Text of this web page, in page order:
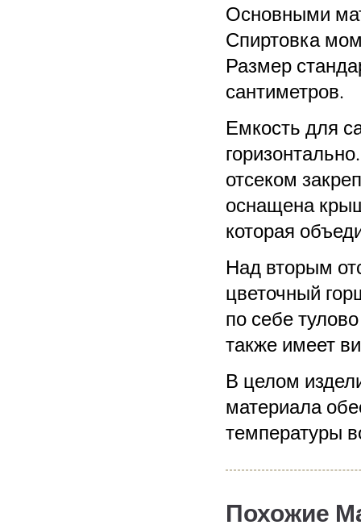
Основными
Спиртовка
Размер
сантиметров.
Емкость для
отсеком
оснащена
которая
Над вторым
цветочный
по себе
также имеет
В целом
материала
температуры
Похожие